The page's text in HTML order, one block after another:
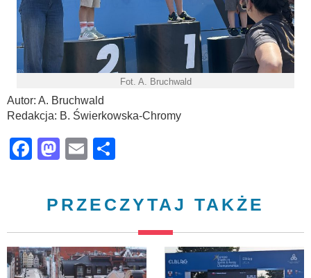
Fot. A. Bruchwald
Autor: A. Bruchwald
Redakcja: B. Świerkowska-Chromy
Facebook
Mastodon
Email
PRZECZYTAJ TAKŻE